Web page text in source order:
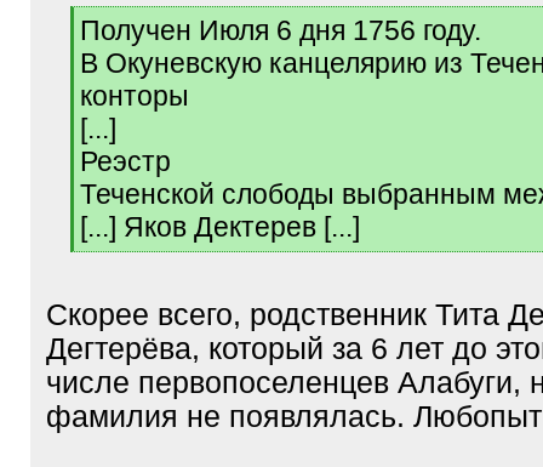
[
qПолучен Июля 6 дня 1756 году.
В Окуневскую канцелярию из
конторы
[...]
Реэстр
Теченской слободы выбранным
[...] Яков Дектерев [...]
[
]
Скорее всего, родственник Тита
Дегтерёва, который за 6 лет до
числе первопоселенцев Алабуги,
фамилия не появлялась.